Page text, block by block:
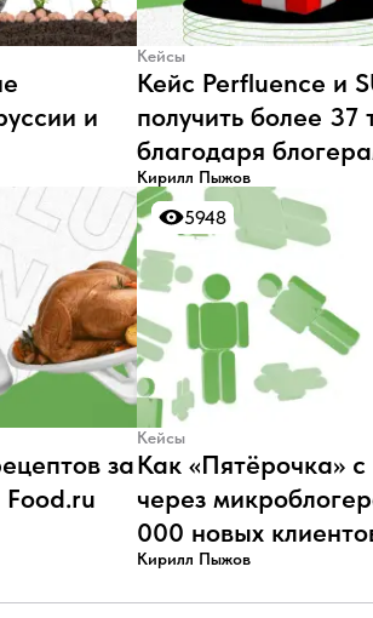
и
Кейсы
Кейс Perfluence и
получить более 37
благодаря
Кирилл Пыжов
за
5948
5948
Кейсы
Как «Пятёрочка»
через
000 новых
Кирилл Пыжов